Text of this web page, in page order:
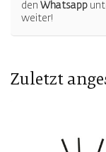
den Whatsapp
weiter!
Zuletzt